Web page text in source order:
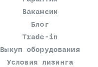
Вакансии
Блог
Trade-in
Выкуп оборудования
Условия лизинга